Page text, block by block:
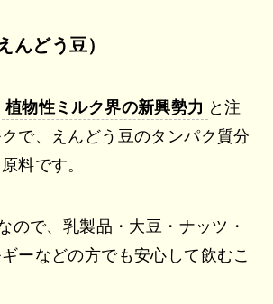
んどう豆）
植物性ミルク界の新興勢力 と注
で、えんどう豆のタンパク質分
料です。
ので、乳製品・大豆・ナッツ・
ーなどの方でも安心して飲むこ